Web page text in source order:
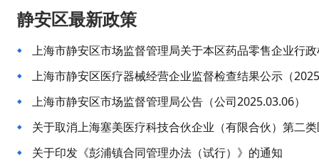
静安区最新政策
上海市静安区市场监督管理局关于本区药品零售企业行
上海市静安区医疗器械经营企业监督检查结果公示（
上海市静安区市场监督管理局公告（公司2025.03.06）
关于取消上海塞美医疗科技合伙企业（有限合伙）第二
关于印发《彭浦镇合同管理办法（试行）》的通知